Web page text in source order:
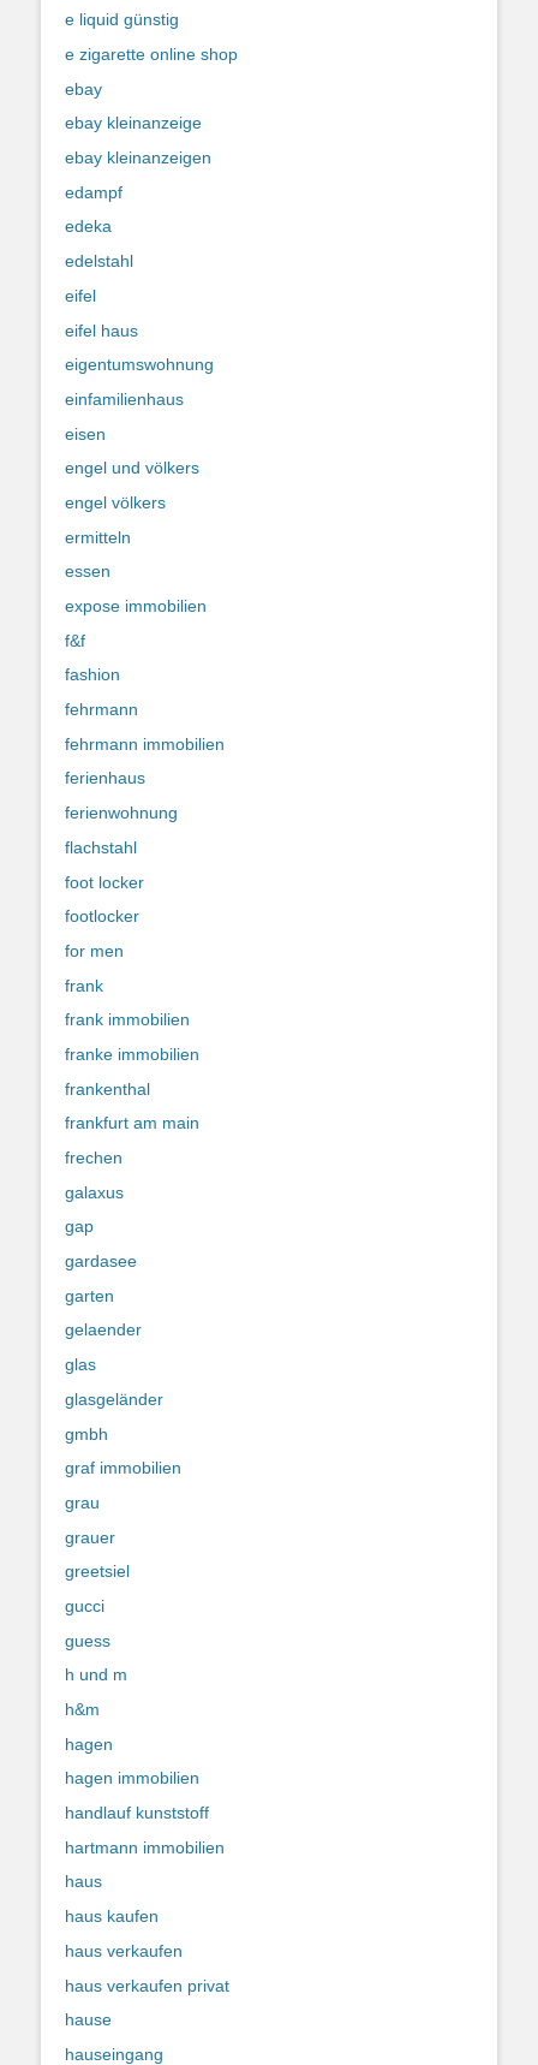
e liquid günstig
e zigarette online shop
ebay
ebay kleinanzeige
ebay kleinanzeigen
edampf
edeka
edelstahl
eifel
eifel haus
eigentumswohnung
einfamilienhaus
eisen
engel und völkers
engel völkers
ermitteln
essen
expose immobilien
f&f
fashion
fehrmann
fehrmann immobilien
ferienhaus
ferienwohnung
flachstahl
foot locker
footlocker
for men
frank
frank immobilien
franke immobilien
frankenthal
frankfurt am main
frechen
galaxus
gap
gardasee
garten
gelaender
glas
glasgeländer
gmbh
graf immobilien
grau
grauer
greetsiel
gucci
guess
h und m
h&m
hagen
hagen immobilien
handlauf kunststoff
hartmann immobilien
haus
haus kaufen
haus verkaufen
haus verkaufen privat
hause
hauseingang